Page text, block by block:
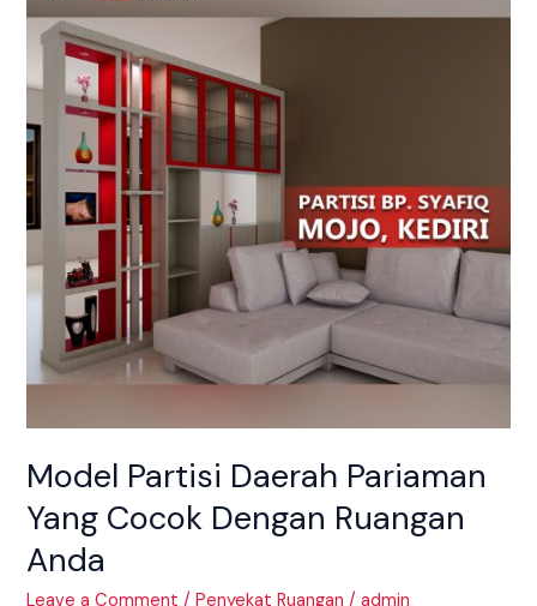
Model Partisi Daerah Pariaman
Yang Cocok Dengan Ruangan
Anda
Leave a Comment /Penyekat Ruangan /admin
Daerah
Pariaman
Cocok
Dengan
Ruangan
Anda